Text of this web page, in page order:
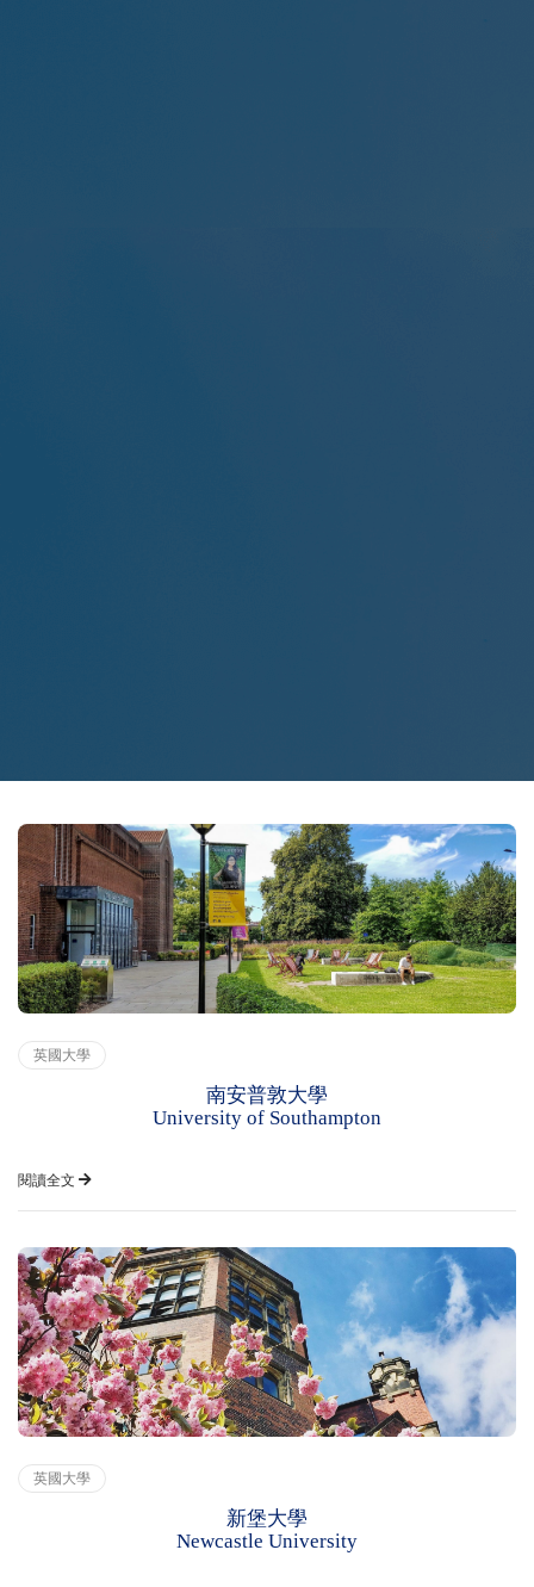
英國大學
南安普敦大學
University of Southampton
閱讀全文
英國大學
新堡大學
Newcastle University